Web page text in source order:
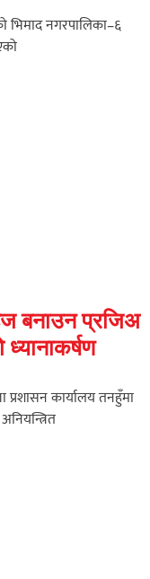
नगरपालिका–६
बनाउन प्रजिअ
ध्यानाकर्षण
प्रशासन कार्यालय तनहुँमा